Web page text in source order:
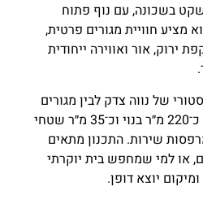
בשכונה, עם נוף פתוח
מציע חוויית מגורים פרטית,
ירוק, אור ואווירה ייחודית
של נווה צדק לבין מגורים
מודרניים ונוחים. הוא כולל כ־220 מ״ר בנוי וכ־35 מ״ר שטחי
שירות. התכנון מתאים
או למי שמחפש בית יוקרתי
יוצא דופן.